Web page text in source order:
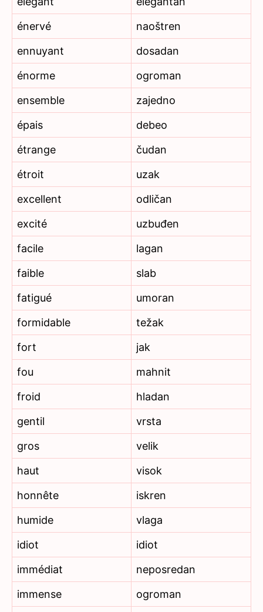
énervé
naoštren
ennuyant
dosadan
énorme
ogroman
ensemble
zajedno
épais
debeo
étrange
čudan
étroit
uzak
excellent
odličan
excité
uzbuđen
facile
lagan
faible
slab
fatigué
umoran
formidable
težak
fort
jak
fou
mahnit
froid
hladan
gentil
vrsta
gros
velik
haut
visok
honnête
iskren
humide
vlaga
idiot
idiot
immédiat
neposredan
immense
ogroman